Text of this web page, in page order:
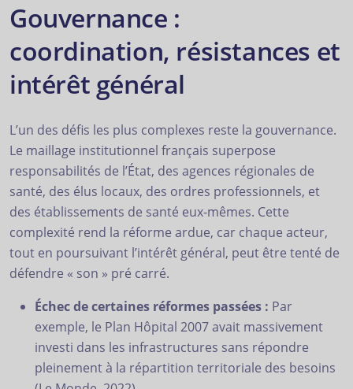
Gouvernance :
coordination, résistances et
intérêt général
L’un des défis les plus complexes reste la gouvernance.
Le maillage institutionnel français superpose
responsabilités de l’État, des agences régionales de
santé, des élus locaux, des ordres professionnels, et
des établissements de santé eux-mêmes. Cette
complexité rend la réforme ardue, car chaque acteur,
tout en poursuivant l’intérêt général, peut être tenté de
défendre « son » pré carré.
Échec de certaines réformes passées : Par
exemple, le Plan Hôpital 2007 avait massivement
investi dans les infrastructures sans répondre
pleinement à la répartition territoriale des besoins